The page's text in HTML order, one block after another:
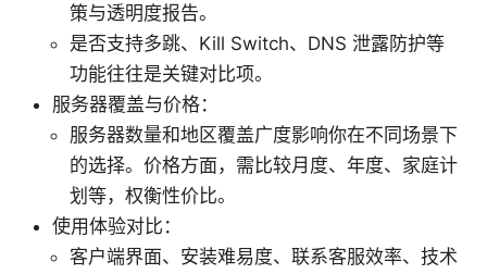
策与透明度报告。
是否支持多跳、Kill Switch、DNS 泄露防护等
功能往往是关键对比项。
服务器覆盖与价格：
服务器数量和地区覆盖广度影响你在不同场景下
的选择。价格方面，需比较月度、年度、家庭计
划等，权衡性价比。
使用体验对比：
客户端界面、安装难易度、联系客服效率、技术